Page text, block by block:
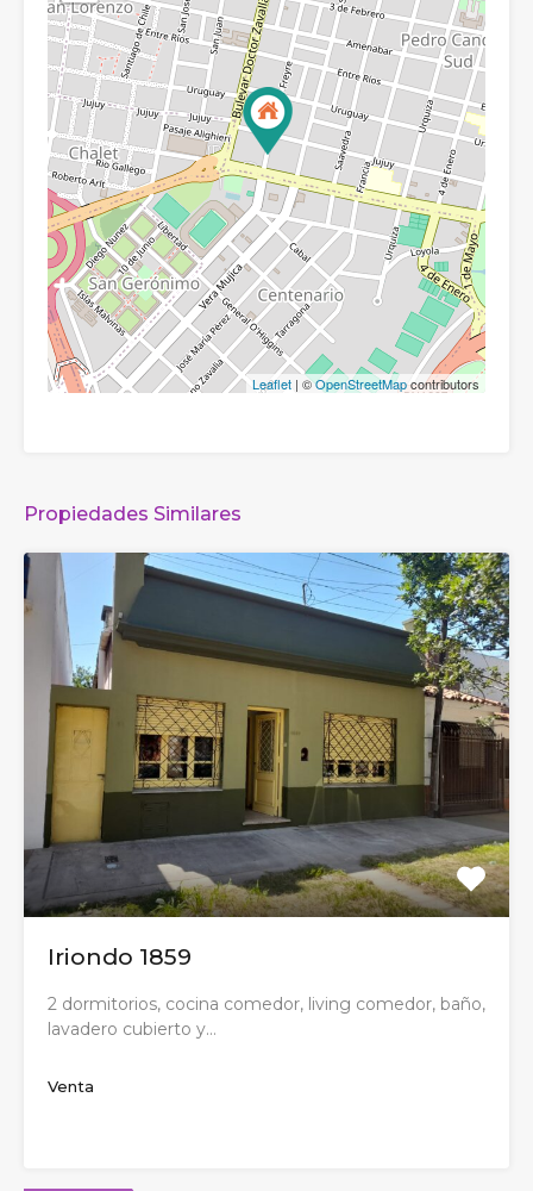
Leaflet | ©OpenStreetMapcontributors
Propiedades Similares
Iriondo 1859
2 dormitorios, cocina comedor, living comedor, baño,
lavadero cubierto y…
Venta